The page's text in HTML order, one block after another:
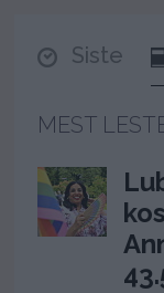
Siste
MEST